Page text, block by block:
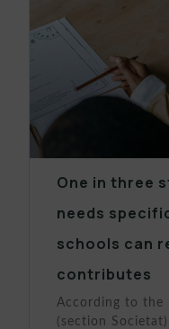
One in three
needs
schools can
contributes
According to the
(section